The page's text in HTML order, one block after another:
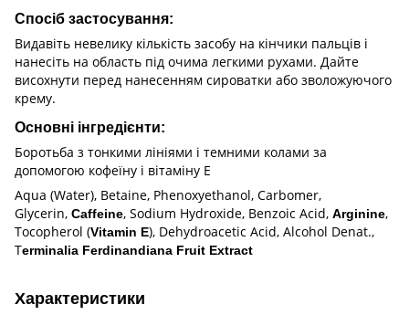
Спосіб застосування:
Видавіть невелику кількість засобу на кінчики пальців і
нанесіть на область під очима легкими рухами. Дайте
висохнути перед нанесенням сироватки або зволожуючого
крему.
Основні інгредієнти:
Боротьба з тонкими лініями і темними колами за
допомогою кофеїну і вітаміну Е
Aqua (Water), Betaine, Phenoxyethanol, Carbomer,
Glycerin, Caffeine, Sodium Hydroxide, Benzoic Acid, Arginine,
Tocopherol (Vitamin E), Dehydroacetic Acid, Alcohol Denat.,
Terminalia Ferdinandiana Fruit Extract
Характеристики